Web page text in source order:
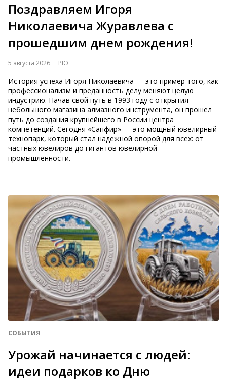
Поздравляем Игоря
Николаевича Журавлева с
прошедшим днем рождения!
5 августа 2026 РЮ
История успеха Игоря Николаевича — это пример того, как
профессионализм и преданность делу меняют целую
индустрию. Начав свой путь в 1993 году с открытия
небольшого магазина алмазного инструмента, он прошел
путь до создания крупнейшего в России центра
компетенций. Сегодня «Сапфир» — это мощный ювелирный
технопарк, который стал надежной опорой для всех: от
частных ювелиров до гигантов ювелирной
промышленности.
СОБЫТИЯ
Урожай начинается с людей:
идеи подарков ко Дню